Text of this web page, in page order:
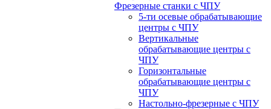
Фрезерные станки с ЧПУ
5-ти осевые обрабатывающие
центры с ЧПУ
Вертикальные
обрабатывающие центры с
ЧПУ
Горизонтальные
обрабатывающие центры с
ЧПУ
Настольно-фрезерные с ЧПУ